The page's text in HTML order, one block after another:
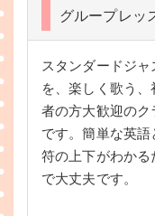
グループレッ
スタンダードジャ
を、楽しく歌う、
者の方大歓迎のク
です。簡単な英語
符の上下がわかる
で大丈夫です。